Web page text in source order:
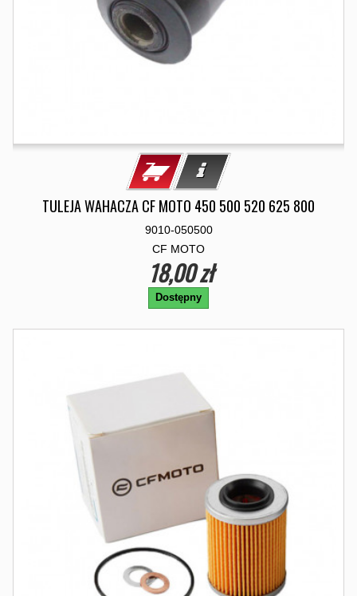
TULEJA WAHACZA CF MOTO 450 500 520 625 800
9010-050500
CF MOTO
18,00 zł
Dostępny